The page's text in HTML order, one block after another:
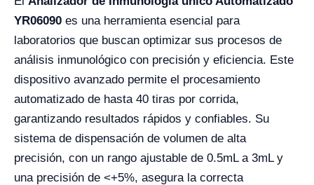
YR06090 es una herramienta esencial para
laboratorios que buscan optimizar sus procesos de
análisis inmunológico con precisión y eficiencia. Este
dispositivo avanzado permite el procesamiento
automatizado de hasta 40 tiras por corrida,
garantizando resultados rápidos y confiables. Su
sistema de dispensación de volumen de alta
precisión, con un rango ajustable de 0.5mL a 3mL y
una precisión de <+5%, asegura la correcta